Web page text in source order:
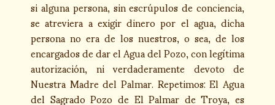
si alguna persona, sin escrúpulos de conciencia,
se atreviera a exigir dinero por el agua, dicha
persona no era de los nuestros, o sea, de los
encargados de dar el Agua del Pozo, con legítima
autorización, ni verdaderamente devoto de
Nuestra Madre del Palmar. Repetimos: El Agua
del Sagrado Pozo de El Palmar de Troya, es